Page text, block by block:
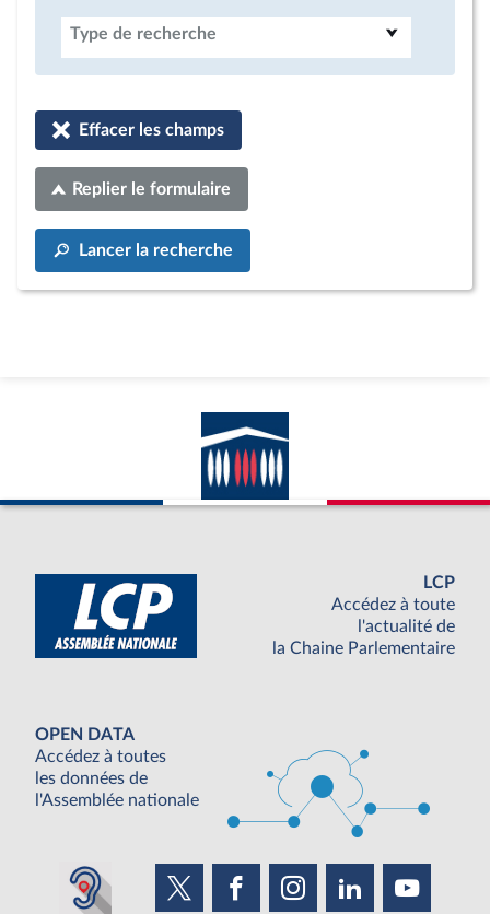
Type de recherche
Effacer les champs
Replier le formulaire
Lancer la recherche
LCP
Accédez à toute
l'actualité de
la Chaine Parlementaire
OPEN DATA
Accédez à toutes
les données de
l'Assemblée nationale